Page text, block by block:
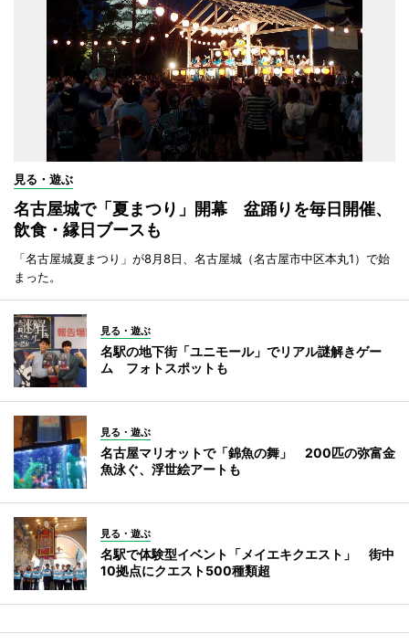
見る・遊ぶ
名古屋城で「夏まつり」開幕 盆踊りを毎日開催、
飲食・縁日ブースも
「名古屋城夏まつり」が8月8日、名古屋城（名古屋市中区本丸1）で始
まった。
見る・遊ぶ
名駅の地下街「ユニモール」でリアル謎解きゲー
ム フォトスポットも
見る・遊ぶ
名古屋マリオットで「錦魚の舞」 200匹の弥富金
魚泳ぐ、浮世絵アートも
見る・遊ぶ
名駅で体験型イベント「メイエキクエスト」 街中
10拠点にクエスト500種類超